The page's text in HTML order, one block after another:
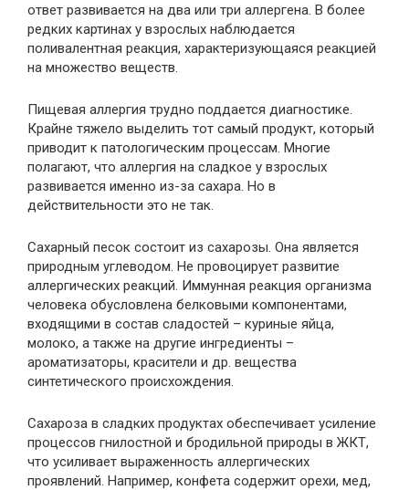
ответ развивается на два или три аллергена. В более
редких картинах у взрослых наблюдается
поливалентная реакция, характеризующаяся реакцией
на множество веществ.
Пищевая аллергия трудно поддается диагностике.
Крайне тяжело выделить тот самый продукт, который
приводит к патологическим процессам. Многие
полагают, что аллергия на сладкое у взрослых
развивается именно из-за сахара. Но в
действительности это не так.
Сахарный песок состоит из сахарозы. Она является
природным углеводом. Не провоцирует развитие
аллергических реакций. Иммунная реакция организма
человека обусловлена белковыми компонентами,
входящими в состав сладостей – куриные яйца,
молоко, а также на другие ингредиенты –
ароматизаторы, красители и др. вещества
синтетического происхождения.
Сахароза в сладких продуктах обеспечивает усиление
процессов гнилостной и бродильной природы в ЖКТ,
что усиливает выраженность аллергических
проявлений. Например, конфета содержит орехи, мед,